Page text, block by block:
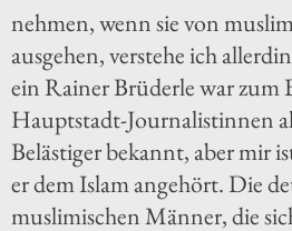
nehmen, wenn sie von
ausgehen, verstehe ich
ein Rainer Brüderle war zum
Hauptstadt-Journalistinnen
Belästiger bekannt, aber mir
er dem Islam angehört. Die
muslimischen Männer, die